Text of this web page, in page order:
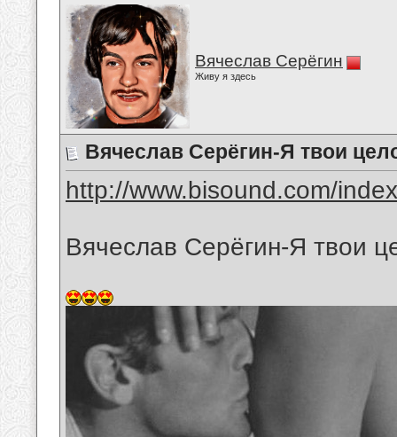
Вячеслав Серёгин
Живу я здесь
Вячеслав Серёгин-Я твои
http://www.bisound.com/
Вячеслав Серёгин-Я твои